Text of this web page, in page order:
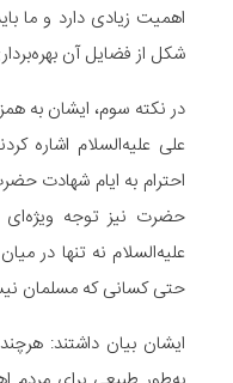
اهمیت زیادی دارد و ما
شکل از فضایل آن
در نکته سوم، ایشان به
علی علیه‌السلام اشاره
احترام به ایام شهادت
حضرت نیز توجه
علیه‌السلام نه تنها در
حتی کسانی که مسلمان
ایشان بیان داشتند: